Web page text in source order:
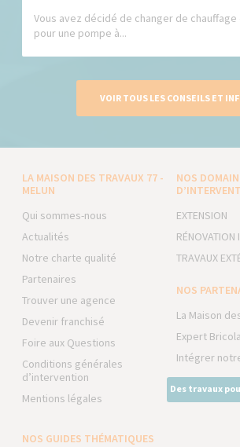
Vous avez décidé de changer de
pour une pompe à...
VOIR TOUS LES CONSEILS ET
LA MAISON DES TRAVAUX 77 -
MELUN
Qui sommes-nous
Actualités
Notre charte qualité
Partenaires
Trouver une agence
Devenir franchisé
Foire aux Questions
Conditions générales
d’intervention
Mentions légales
NOS
EXTENSION
RÉNOVATION
TRAVAUX
NOS
La Maison
Expert
Intégrer
Des travaux
NOS GUIDES THÉMATIQUES